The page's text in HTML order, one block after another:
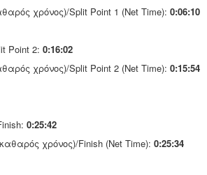
χρόνος)/Split Point 1 (Net Time): 0:06:10
Point 2: 0:16:02
χρόνος)/Split Point 2 (Net Time): 0:15:54
0:25:42
χρόνος)/Finish (Net Time): 0:25:34